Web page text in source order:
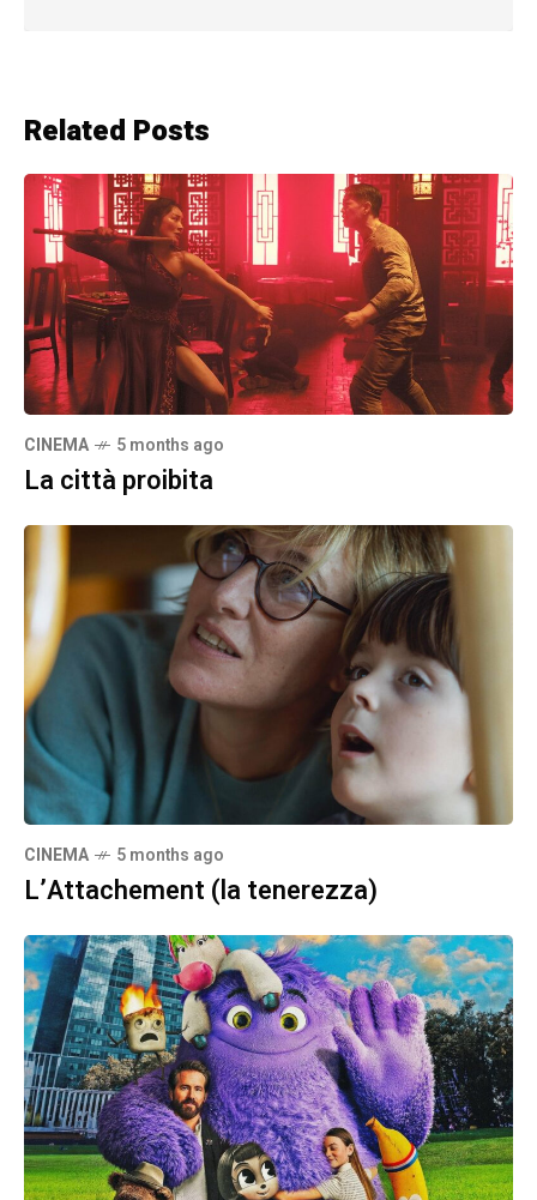
Related Posts
CINEMA 5 months ago
La città proibita
CINEMA 5 months ago
L’Attachement (la tenerezza)